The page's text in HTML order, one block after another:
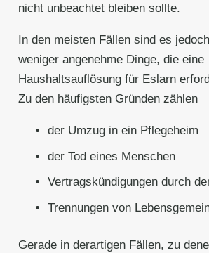
nicht unbeachtet bleiben sollte.
In den meisten Fällen sind es
weniger angenehme Dinge, die eine
Haushaltsauflösung für Eslarn
Zu den häufigsten Gründen zählen
der Umzug in ein Pflegeheim
der Tod eines Menschen
Vertragskündigungen durch
Trennungen von
Gerade in derartigen Fällen, zu